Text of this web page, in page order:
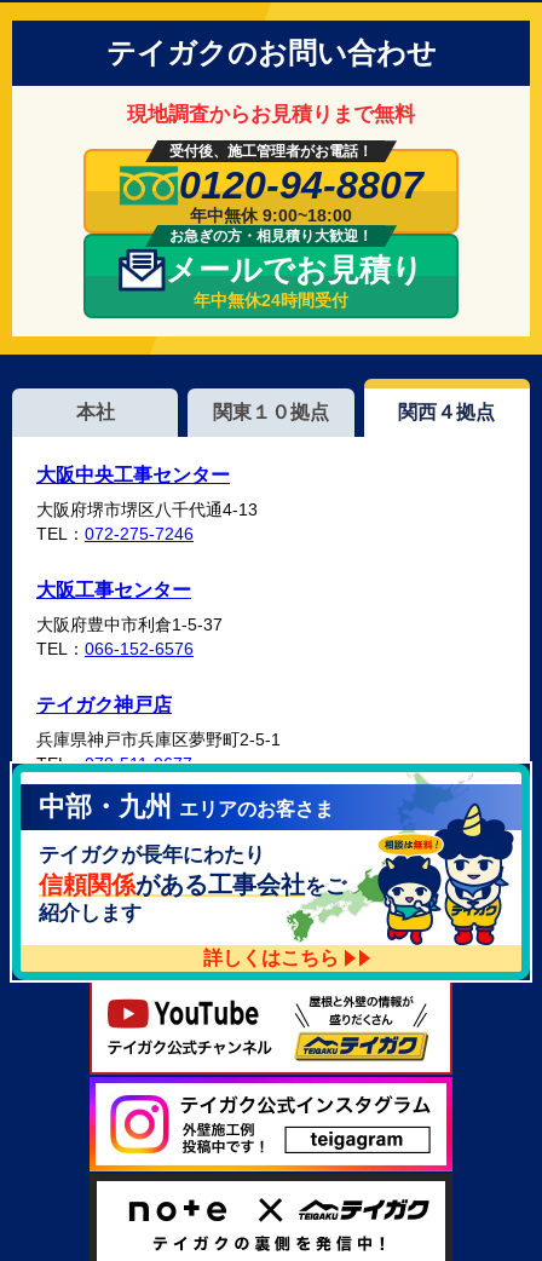
テイガクのお問い合わせ
現地調査からお見積りまで無料
受付後、施工管理者がお電話！
0120-94-8807
年中無休 9:00~18:00
お急ぎの方・相見積り大歓迎！
メールでお見積り
年中無休24時間受付
本社 関東１０拠点 関西４拠点
大阪中央工事センター
大阪府堺市堺区八千代通4-13
TEL： 072-275-7246
大阪工事センター
大阪府豊中市利倉1-5-37
TEL： 066-152-6576
テイガク神戸店
兵庫県神戸市兵庫区夢野町2-5-1
TEL：078-511-9677
テイガク泉北・泉南店
大阪府泉北郡忠岡町高月南3-14
TEL：072-521-2637
中部・九州 エリアのお客さま
テイガクが長年にわたり
信頼関係がある工事会社をご
紹介します
詳しくはこちら